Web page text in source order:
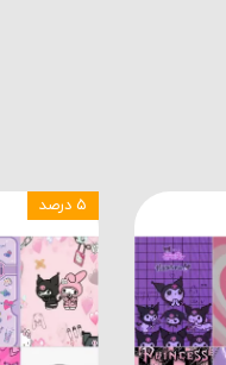
۵ درصد